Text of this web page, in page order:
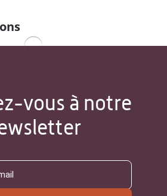
vous à notre